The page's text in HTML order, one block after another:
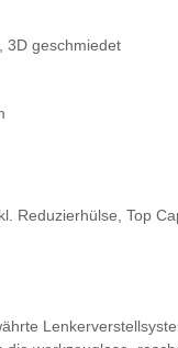
3D geschmiedet
Reduzierhülse, Top